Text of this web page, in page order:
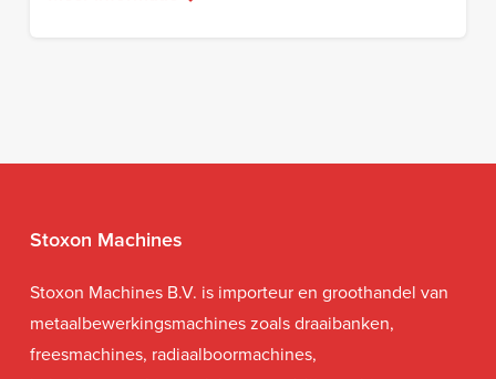
Stoxon Machines
Stoxon Machines B.V. is importeur en groothandel van
metaalbewerkingsmachines zoals draaibanken,
freesmachines, radiaalboormachines,